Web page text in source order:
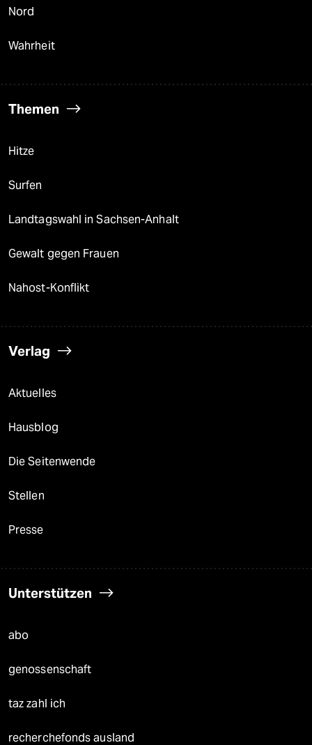
Nord
Wahrheit
Themen
Hitze
Surfen
Landtagswahl in Sachsen-Anhalt
Gewalt gegen Frauen
Nahost-Konflikt
Verlag
Aktuelles
Hausblog
Die Seitenwende
Stellen
Presse
Unterstützen
abo
genossenschaft
taz zahl ich
recherchefonds ausland